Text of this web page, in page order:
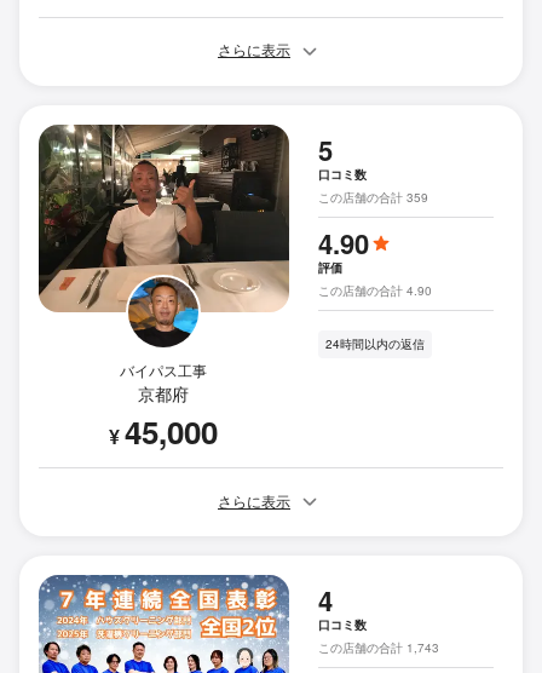
さらに表示
バイパス工事
京都府
¥45,000
5
口コミ数
この店舗の合計 359
4.90
評価
この店舗の合計 4.90
24時間以内の返信
さらに表示
4
口コミ数
この店舗の合計 1,743